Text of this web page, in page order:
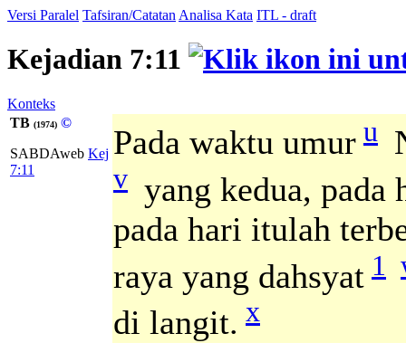
Versi Paralel Tafsiran/Catatan Analisa Kata ITL - draft
Kejadian 7:11
Konteks
TB (1974) ©
SABDAweb Kej
7:11
Pada waktu umur u
v yang kedua,
pada hari itulah
raya yang dahsyat 1
di langit. x